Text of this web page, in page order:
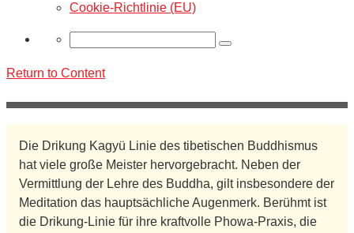
Cookie-Richtlinie (EU)
Return to Content
Dharmadhara – Das Studien- und
Praxisprogramm in der Drikung-Linie
Das Dharmadhara Studien- und Praxisprogramm wurde
Lhundup, von der Drikung-Übersetzergruppe entwickelt
Die Drikung Kagyü Linie des tibetischen Buddhismus
hat viele große Meister hervorgebracht. Neben der
Vermittlung der Lehre des Buddha, gilt insbesondere der
Meditation das hauptsächliche Augenmerk. Berühmt ist
die Drikung-Linie für ihre kraftvolle Phowa-Praxis, die